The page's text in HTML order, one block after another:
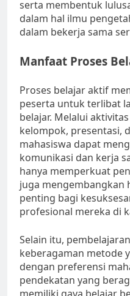
serta membentuk
dalam hal ilmu
dalam bekerja sama
Manfaat Proses
Proses belajar aktif
peserta untuk terlibat
belajar. Melalui
kelompok, presentasi,
mahasiswa dapat
komunikasi dan kerja
hanya memperkuat
juga mengembangkan
penting bagi
profesional mereka di
Selain itu,
keberagaman metode
dengan preferensi
pendekatan yang